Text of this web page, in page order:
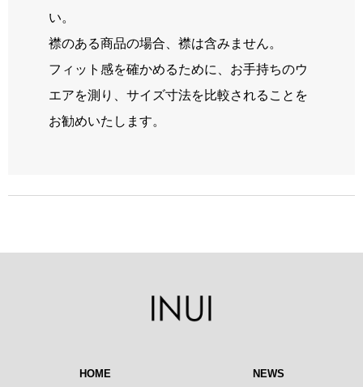
い。
襟のある商品の場合、襟は含みません。
フィット感を確かめるために、お手持ちのウ
エアを測り、サイズ寸法を比較されることを
お勧めいたします。
HOME NEWS